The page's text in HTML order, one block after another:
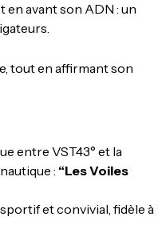
en avant son ADN : un
tout en affirmant son
entre VST43° et la
: “Les Voiles
et convivial, fidèle à